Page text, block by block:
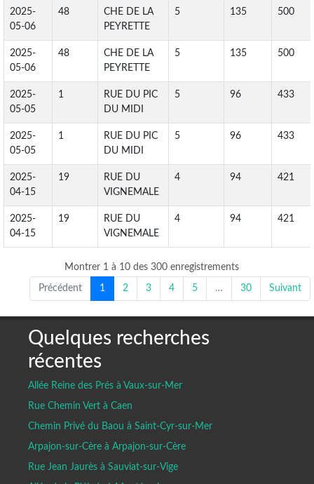
2025-
05-06
48
CHE DE LA
PEYRETTE
5 135 500
2025-
05-06
48
CHE DE LA
PEYRETTE
5 135 500
2025-
05-05
1
RUE DU PIC
DU MIDI
5 96 433
2025-
05-05
1
RUE DU PIC
DU MIDI
5 96 433
2025-
04-15
19
RUE DU
VIGNEMALE
4 94 421
2025-
04-15
19
RUE DU
VIGNEMALE
4 94 421
Montrer 1 à 10 des 300 enregistrements
Précédent 1 2 3 4 5 … 30 Suivant
Quelques recherches
récentes
Allée Reine des Prés à Vaux-sur-Mer
Rue Chemin Vert à Caen
Chemin Privé du Baou à Saint-Cyr-sur-Mer
Arpajon-sur-Cère à Arpajon-sur-Cère
Rue Jean Jaurès à Sauviat-sur-Vige